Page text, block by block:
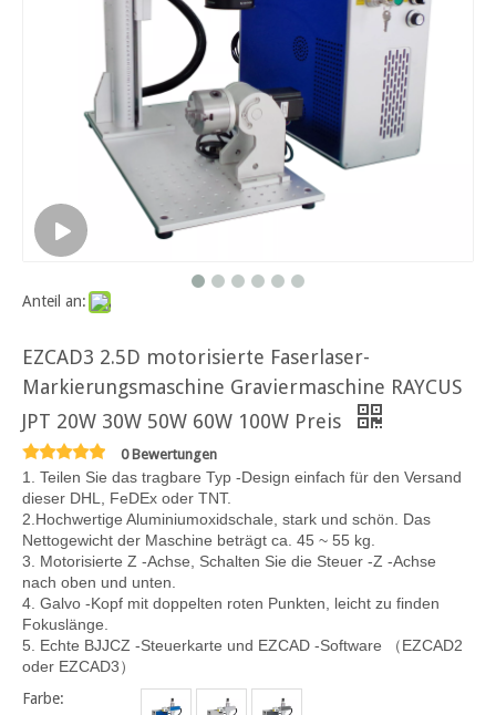
Anteil an:
EZCAD3 2.5D motorisierte Faserlaser-
Markierungsmaschine Graviermaschine RAYCUS
JPT 20W 30W 50W 60W 100W Preis
0 Bewertungen
1. Teilen Sie das tragbare Typ -Design einfach für den Versand
dieser DHL, FeDEx oder TNT.
2. Hochwertige Aluminiumoxidschale, stark und schön. Das
Nettogewicht der Maschine beträgt ca. 45 ~ 55 kg.
3. Motorisierte Z -Achse, Schalten Sie die Steuer -Z -Achse
nach oben und unten.
4. Galvo -Kopf mit doppelten roten Punkten, leicht zu finden
Fokuslänge.
5. Echte BJJCZ -Steuerkarte und EZCAD -Software （EZCAD2
oder EZCAD3）
Farbe: